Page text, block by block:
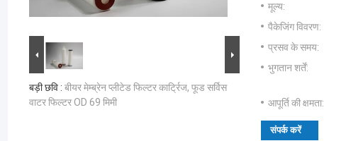
बड़ी छवि : बीयर मेम्ब्रेन प्लीटेड फिल्टर कार्ट्रिज, फूड सर्विस
वाटर फिल्टर OD 69 मिमी
मूल्य:
पैकेजिंग विवरण:
प्रसव के समय:
भुगतान शर्तें:
आपूर्ति की क्षमता:
संपर्क करें